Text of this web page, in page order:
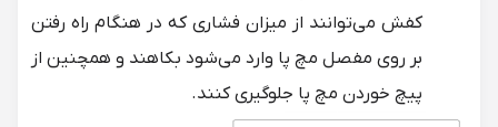
کفش می‌توانند از میزان فشاری که در هنگام راه رفتن
بر روی مفصل مچ پا وارد می‌شود بکاهند و همچنین از
پیچ خوردن مچ پا جلوگیری کنند.